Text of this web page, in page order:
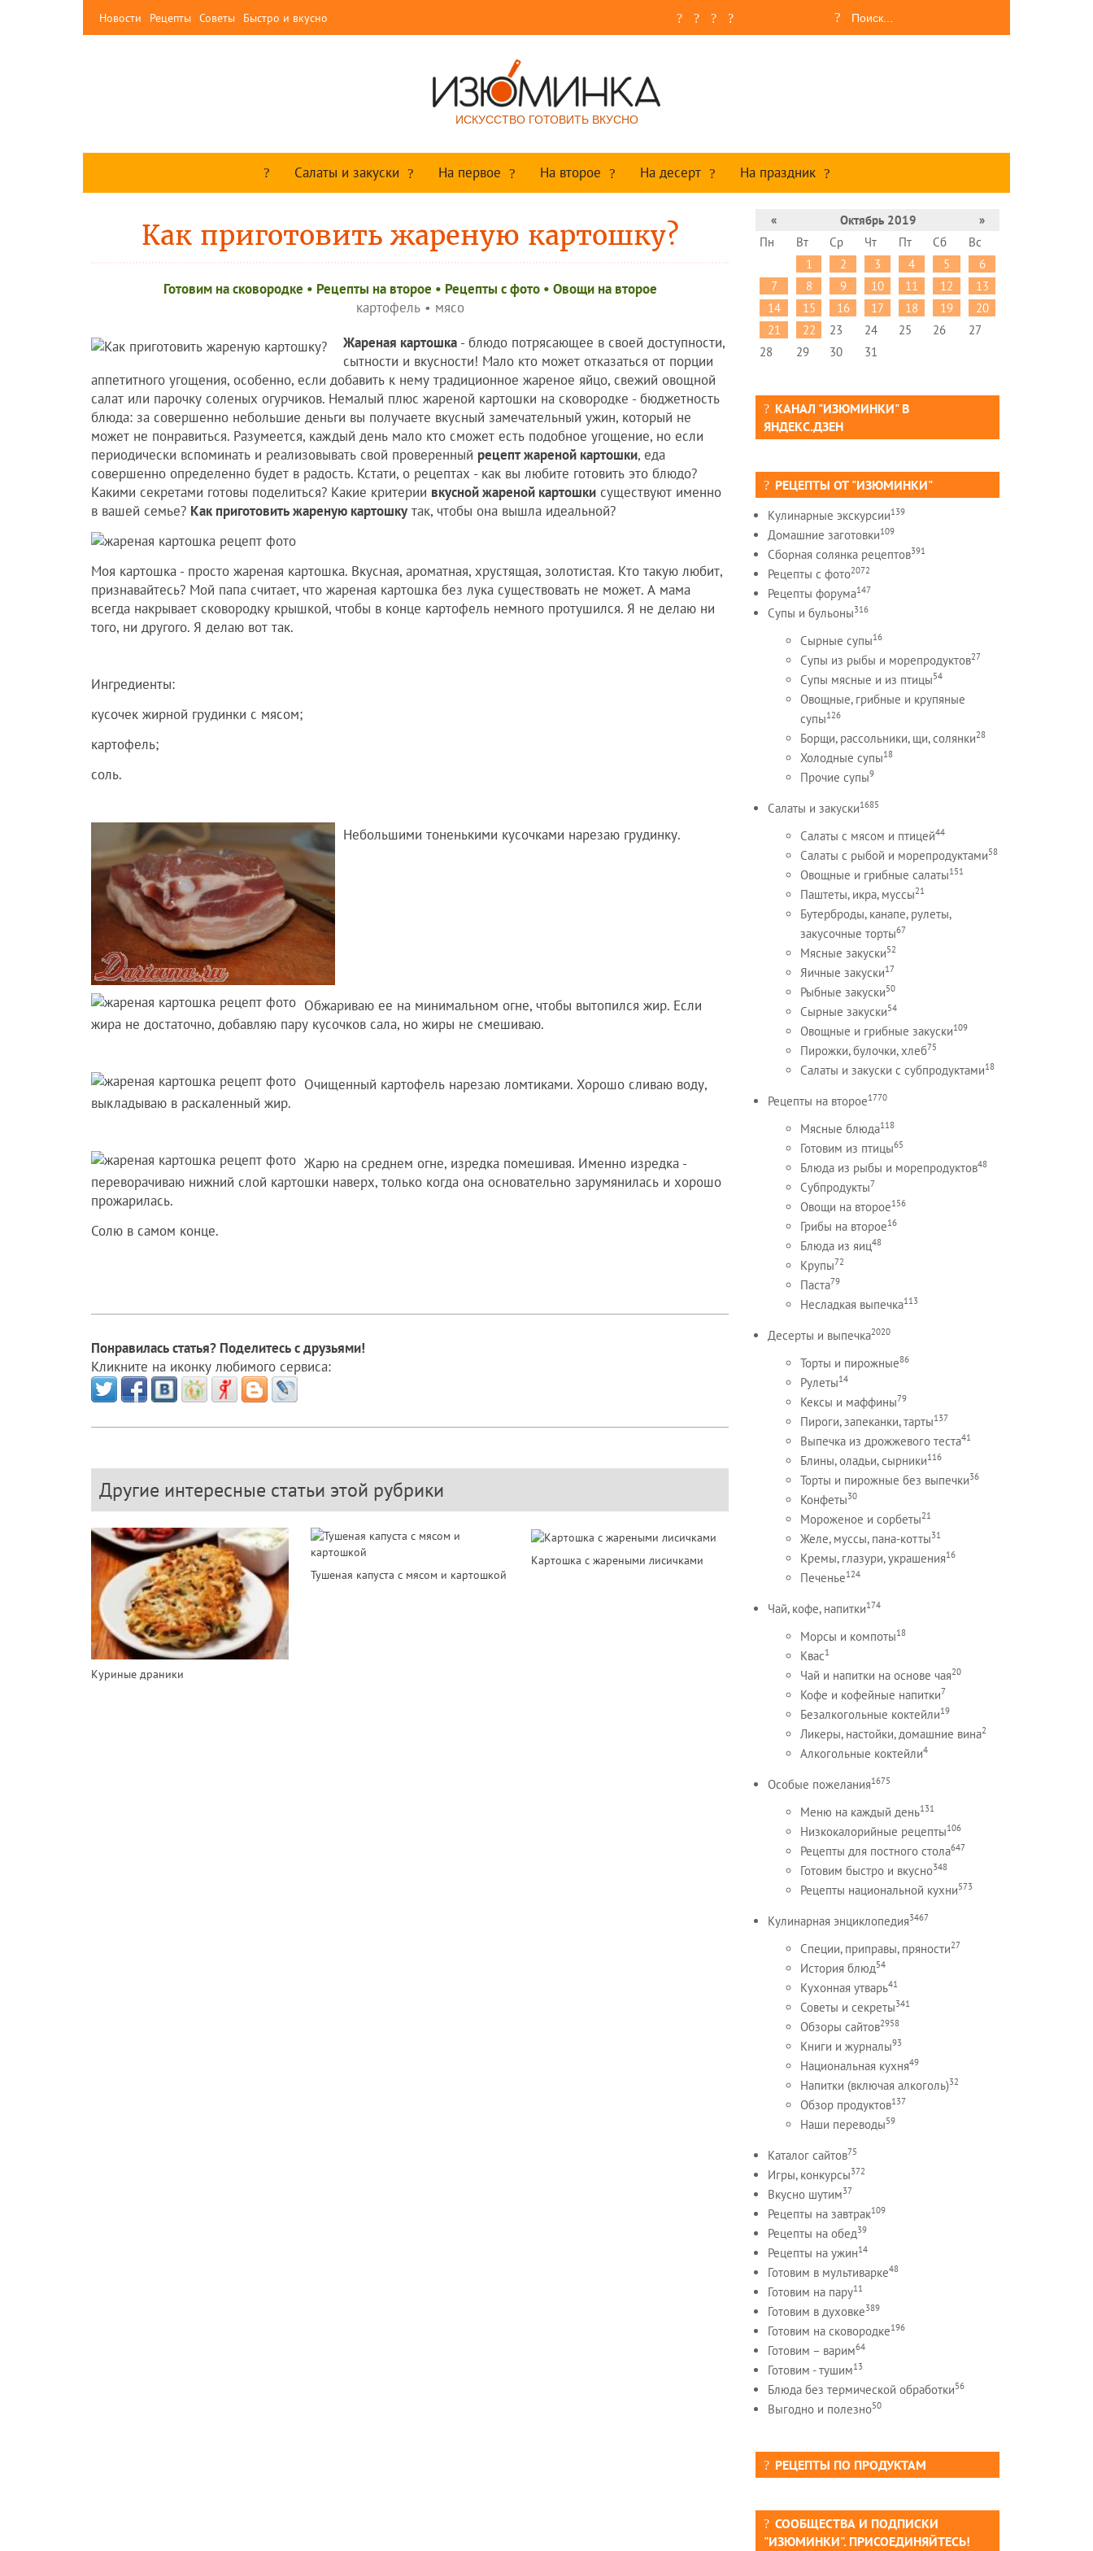
Новости Рецепты Советы Быстро и вкусно
ИСКУССТВО ГОТОВИТЬ ВКУСНО
Салаты и закуски На первое На второе На десерт На праздник
Как приготовить жареную картошку?
Готовим на сковородке • Рецепты на второе • Рецепты c фото• Овощи на второе
картофель• мясо
Жареная картошка - блюдо потрясающее в своей доступности,
сытности и вкусности! Мало кто может отказаться от порции
аппетитного угощения, особенно, если добавить к нему традиционное жареное яйцо, свежий овощной
салат или парочку соленых огурчиков. Немалый плюс жареной картошки на сковородке - бюджетность
блюда: за совершенно небольшие деньги вы получаете вкусный замечательный ужин, который не
может не понравиться. Разумеется, каждый день мало кто сможет есть подобное угощение, но если
периодически вспоминать и реализовывать свой проверенный рецепт жареной картошки, еда
совершенно определенно будет в радость. Кстати, о рецептах - как вы любите готовить это блюдо?
Какими секретами готовы поделиться? Какие критерии вкусной жареной картошки существуют именно
в вашей семье? Как приготовить жареную картошку так, чтобы она вышла идеальной?
Моя картошка - просто жареная картошка. Вкусная, ароматная, хрустящая, золотистая. Кто такую любит,
признавайтесь? Мой папа считает, что жареная картошка без лука существовать не может. А мама
всегда накрывает сковородку крышкой, чтобы в конце картофель немного протушился. Я не делаю ни
того, ни другого. Я делаю вот так.
Ингредиенты:
кусочек жирной грудинки с мясом;
картофель;
соль.
Небольшими тоненькими кусочками нарезаю грудинку.
Обжариваю ее на минимальном огне, чтобы вытопился жир. Если
жира не достаточно, добавляю пару кусочков сала, но жиры не смешиваю.
Очищенный картофель нарезаю ломтиками. Хорошо сливаю воду,
выкладываю в раскаленный жир.
Жарю на среднем огне, изредка помешивая. Именно изредка -
переворачиваю нижний слой картошки наверх, только когда она основательно зарумянилась и хорошо
прожарилась.
Солю в самом конце.
Понравилась статья? Поделитесь с друзьями!
Кликните на иконку любимого сервиса:
Другие интересные статьи этой рубрики
Куриные драники
Тушеная капуста с мясом и картошкой
Картошка с жареными лисичками
« Октябрь 2019
»
Пн
Вт Ср Чт Пт Сб
Вс
1
2 3 4 5
6
7
8 9 10 11 12
13
14
15 16 17 18 19
20
21
22 23 24 25 26
27
28
29 30 31
КАНАЛ "ИЗЮМИНКИ" В
ЯНДЕКС.ДЗЕН
РЕЦЕПТЫ ОТ "ИЗЮМИНКИ"
Кулинарные экскурсии139
Домашние заготовки109
Сборная солянка рецептов391
Рецепты c фото2072
Рецепты форума147
Супы и бульоны316
Сырные супы16
Супы из рыбы и морепродуктов27
Супы мясные и из птицы54
Овощные, грибные и крупяные
супы126
Борщи, рассольники, щи, солянки28
Холодные супы18
Прочие супы9
Салаты и закуски1685
Салаты с мясом и птицей44
Салаты с рыбой и морепродуктами58
Овощные и грибные салаты151
Паштеты, икра, муссы21
Бутерброды, канапе, рулеты,
закусочные торты67
Мясные закуски52
Яичные закуски17
Рыбные закуски50
Сырные закуски54
Овощные и грибные закуски109
Пирожки, булочки, хлеб75
Салаты и закуски с субпродуктами18
Рецепты на второе1770
Мясные блюда118
Готовим из птицы65
Блюда из рыбы и морепродуктов48
Субпродукты7
Овощи на второе156
Грибы на второе16
Блюда из яиц48
Крупы72
Паста79
Несладкая выпечка113
Десерты и выпечка2020
Торты и пирожные86
Рулеты14
Кексы и маффины79
Пироги, запеканки, тарты137
Выпечка из дрожжевого теста41
Блины, оладьи, сырники116
Торты и пирожные без выпечки36
Конфеты30
Мороженое и сорбеты21
Желе, муссы, пана-котты31
Кремы, глазури, украшения16
Печенье124
Чай, кофе, напитки174
Морсы и компоты18
Квас1
Чай и напитки на основе чая20
Кофе и кофейные напитки7
Безалкогольные коктейли19
Ликеры, настойки, домашние вина2
Алкогольные коктейли4
Особые пожелания1675
Меню на каждый день131
Низкокалорийные рецепты106
Рецепты для постного стола647
Готовим быстро и вкусно348
Рецепты национальной кухни573
Кулинарная энциклопедия3467
Специи, приправы, пряности27
История блюд54
Кухонная утварь41
Советы и секреты341
Обзоры сайтов2958
Книги и журналы93
Национальная кухня49
Напитки (включая алкоголь)32
Обзор продуктов137
Наши переводы59
Каталог сайтов75
Игры, конкурсы372
Вкусно шутим37
Рецепты на завтрак109
Рецепты на обед39
Рецепты на ужин14
Готовим в мультиварке48
Готовим на пару11
Готовим в духовке389
Готовим на сковородке196
Готовим – варим64
Готовим - тушим13
Блюда без термической обработки56
Выгодно и полезно50
РЕЦЕПТЫ ПО ПРОДУКТАМ
СООБЩЕСТВА И ПОДПИСКИ
"ИЗЮМИНКИ". ПРИСОЕДИНЯЙТЕСЬ!